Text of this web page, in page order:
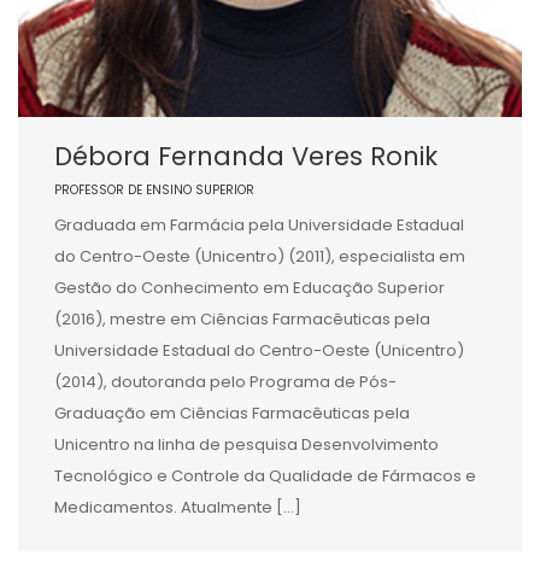
Débora Fernanda Veres Ronik
PROFESSOR DE ENSINO SUPERIOR
Graduada em Farmácia pela Universidade Estadual
do Centro-Oeste (Unicentro) (2011), especialista em
Gestão do Conhecimento em Educação Superior
(2016), mestre em Ciências Farmacêuticas pela
Universidade Estadual do Centro-Oeste (Unicentro)
(2014), doutoranda pelo Programa de Pós-
Graduação em Ciências Farmacêuticas pela
Unicentro na linha de pesquisa Desenvolvimento
Tecnológico e Controle da Qualidade de Fármacos e
Medicamentos. Atualmente […]